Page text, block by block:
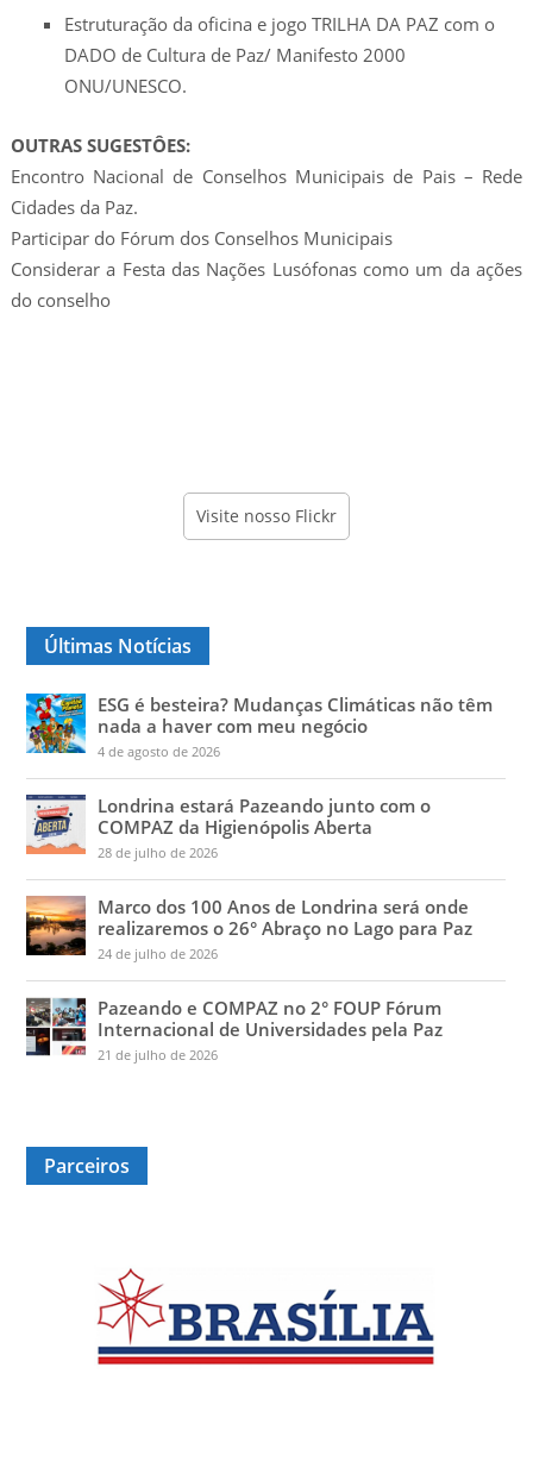
Estruturação da oficina e jogo TRILHA DA PAZ com o
DADO de Cultura de Paz/ Manifesto 2000
ONU/UNESCO.
OUTRAS SUGESTÔES:
Encontro Nacional de Conselhos Municipais de Pais – Rede
Cidades da Paz.
Participar do Fórum dos Conselhos Municipais
Considerar a Festa das Nações Lusófonas como um da ações
do conselho
Visite nosso Flickr
Últimas Notícias
ESG é besteira? Mudanças Climáticas não têm
nada a haver com meu negócio
4 de agosto de 2026
Londrina estará Pazeando junto com o
COMPAZ da Higienópolis Aberta
28 de julho de 2026
Marco dos 100 Anos de Londrina será onde
realizaremos o 26° Abraço no Lago para Paz
24 de julho de 2026
Pazeando e COMPAZ no 2° FOUP Fórum
Internacional de Universidades pela Paz
21 de julho de 2026
Parceiros